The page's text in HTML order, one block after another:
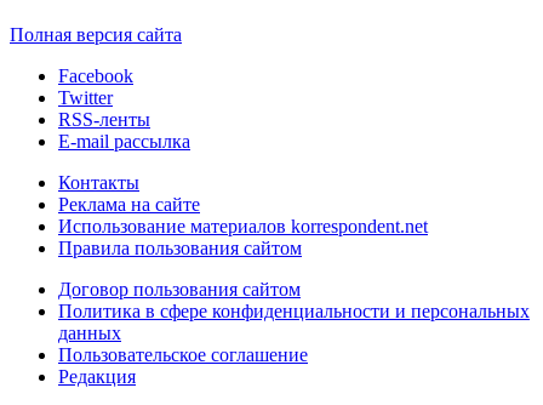
Полная версия сайта
Facebook
Twitter
RSS-ленты
E-mail рассылка
Контакты
Реклама на сайте
Использование материалов korrespondent.net
Правила пользования сайтом
Договор пользования сайтом
Политика в сфере конфиденциальности и персональных
данных
Пользовательское соглашение
Редакция